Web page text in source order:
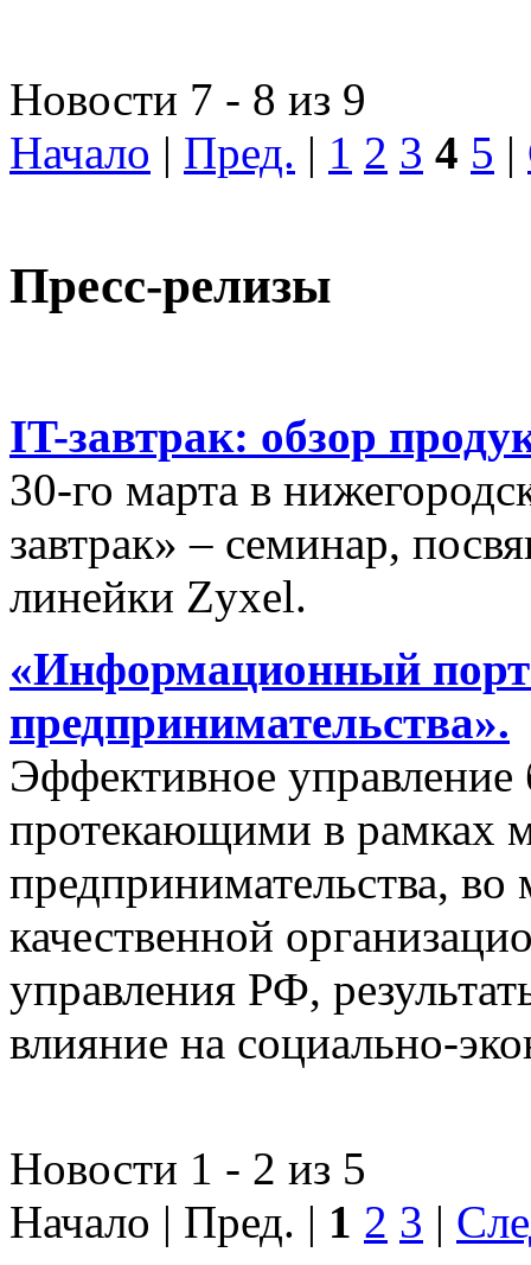
Новости 7 - 8 из 9
Начало | Пред. | 1 2 3 4 5 |
Пресс-релизы
IT-завтрак: обзор
30-го марта в
завтрак» – семинар,
линейки Zyxel.
«Информационный
предпринимательства».
Эффективное управление
протекающими в рамках
предпринимательства,
качественной
управления РФ,
влияние на социально-
Новости 1 - 2 из 5
Начало | Пред. | 1 2 3 |